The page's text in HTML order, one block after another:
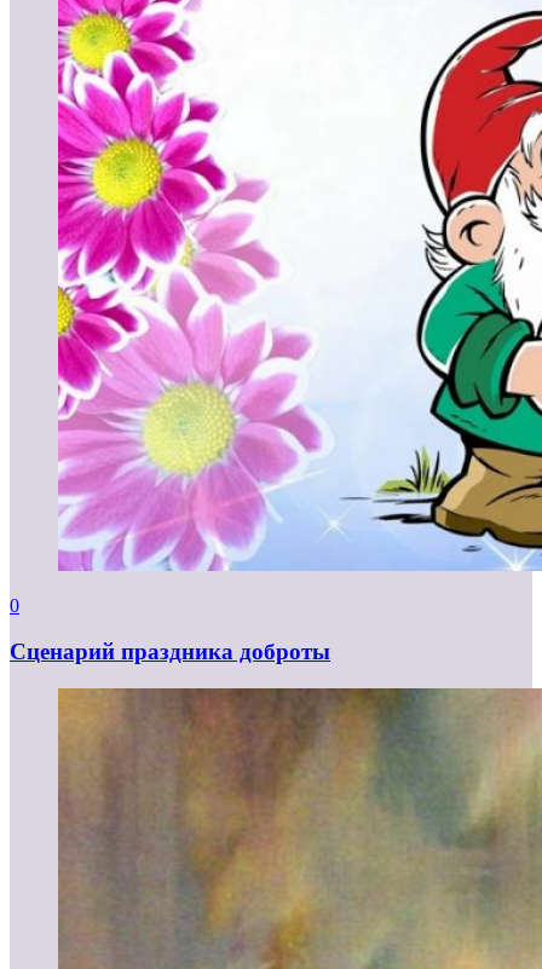
0
Сценарий праздника доброты